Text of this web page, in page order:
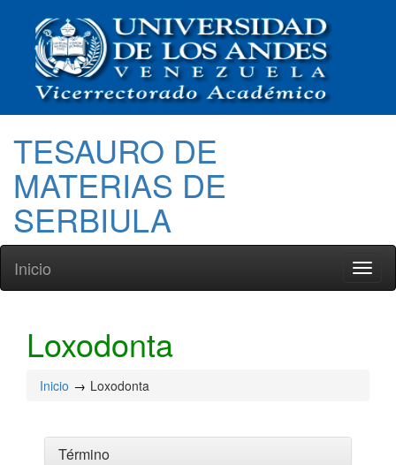
TESAURO DE
MATERIAS DE
SERBIULA
Inicio
Loxodonta
Inicio Loxodonta
Término